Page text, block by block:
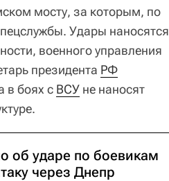
мосту, за которым, по
Удары наносятся
военного управления
президента РФ
в боях с ВСУ не наносят
об ударе по боевикам
через Днепр